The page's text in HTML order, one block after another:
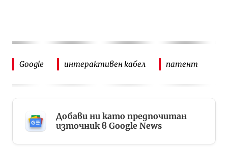
Google интерактивен кабел патент
Добави ни като предпочитан
източник в Google News